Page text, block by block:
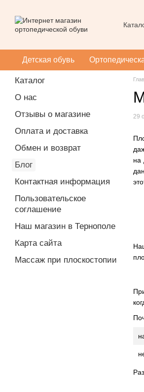
Детская обувь
29
на
Каталог
О нас
Отзывы о магазине
Оплата и доставка
Обмен и возврат
Блог
Контактная информация
Пользовательское
соглашение
Наш магазин в Тернополе
Карта сайта
Массаж при плоскостопии